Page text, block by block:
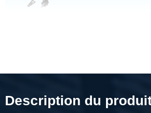
N° d'article
Description
Alu plat EN AW-6082 T6/T6511 40x10
Description du